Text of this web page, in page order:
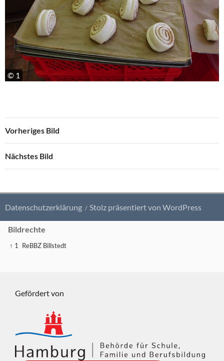
© 1
Vorheriges Bild
Nächstes Bild
Datenschutzerklärung Stolz präsentiert von WordPress
Bildrechte
↑ 1 ReBBZ Billstedt
Gefördert von